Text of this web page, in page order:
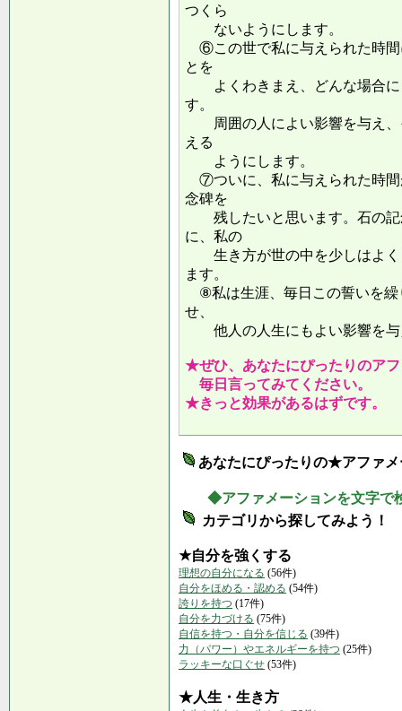
つくら
ないようにします。
⑥この世で私に与えられた時間
とを
よくわきまえ、どんな場合に
す。
周囲の人によい影響を与え、
える
ようにします。
⑦ついに、私に与えられた時間
念碑を
残したいと思います。石の記
に、私の
生き方が世の中を少しはよく
ます。
⑧私は生涯、毎日この誓いを繰
せ、
他人の人生にもよい影響
★ぜひ、あなたにぴったりのア
毎日言ってみてください。
★きっと効果があるはずです。
あなたにぴったりの★アファ
◆アファメーションを文字で
カテゴリから探してみよう！
★自分を強くする
理想の自分になる (56件)
自分をほめる・認める (54件)
誇りを持つ (17件)
自分を力づける (75件)
自信を持つ・自分を信じる (39件)
力（パワー）やエネルギーを持つ (25件)
ラッキーな口ぐせ (53件)
★人生・生き方